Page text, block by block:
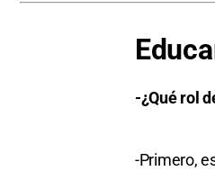
-¿Qué rol
-Primero,